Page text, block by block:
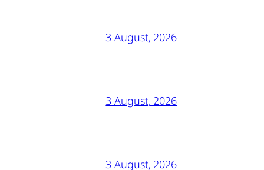
3 August, 2026
3 August, 2026
3 August, 2026